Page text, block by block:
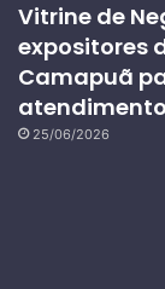
Vitrine de
expositores
Camapuã
atendimento
25/06/2026